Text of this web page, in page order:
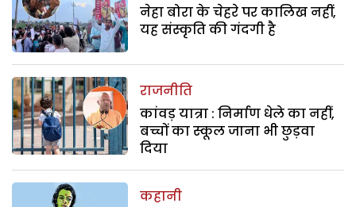
नेहा बोरा के चेहरे पर कालिख नहीं,
यह संस्कृति की गंदगी है
राजनीति
कांवड़ यात्रा : निर्माण धेले का नहीं,
बच्चों का स्कूल जाना भी छुड़वा
दिया
कहानी